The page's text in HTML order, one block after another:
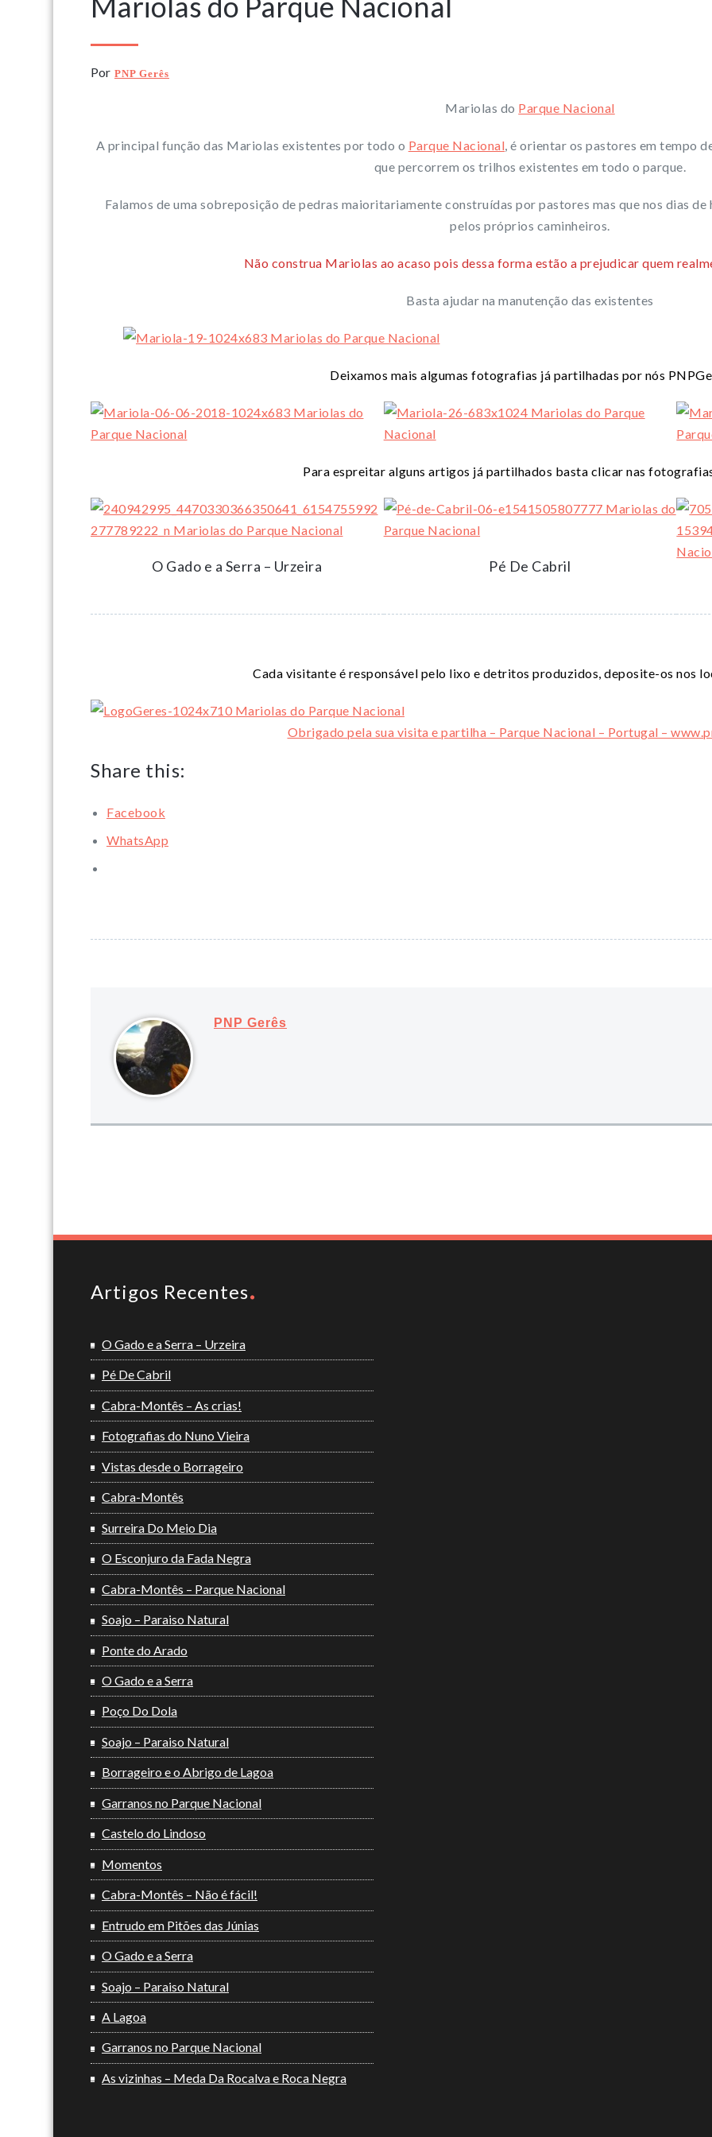
Por PNP Gerês
Mariolas do Parque Nacional
A principal função das Mariolas existentes por todo o Parque Nacional, é orientar os pastores em tempo
que percorrem os trilhos existentes em todo o parque.
Falamos de uma sobreposição de pedras maioritariamente construídas por pastores mas que nos dias de
pelos próprios caminheiros.
Não construa Mariolas ao acaso pois dessa forma estão a prejudicar quem
Basta ajudar na manutenção das existentes
Deixamos mais algumas fotografias já partilhadas por nós
Para espreitar alguns artigos já partilhados basta clicar nas
O Gado e a Serra – Urzeira
Pé De Cabril
Cada visitante é responsável pelo lixo e detritos produzidos, deposite-os nos
Obrigado pela sua visita e partilha – Parque Nacional – Portugal –
Share this:
Facebook
WhatsApp
PNP Gerês
Artigos Recentes
O Gado e a Serra – Urzeira
Pé De Cabril
Cabra-Montês – As crias!
Fotografias do Nuno Vieira
Vistas desde o Borrageiro
Cabra-Montês
Surreira Do Meio Dia
O Esconjuro da Fada Negra
Cabra-Montês – Parque Nacional
Soajo – Paraiso Natural
Ponte do Arado
O Gado e a Serra
Poço Do Dola
Soajo – Paraiso Natural
Borrageiro e o Abrigo de Lagoa
Garranos no Parque Nacional
Castelo do Lindoso
Momentos
Cabra-Montês – Não é fácil!
Entrudo em Pitões das Júnias
O Gado e a Serra
Soajo – Paraiso Natural
A Lagoa
Garranos no Parque Nacional
As vizinhas – Meda Da Rocalva e Roca Negra